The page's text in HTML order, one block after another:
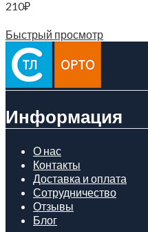
210₽
Быстрый просмотр
Информация
О нас
Контакты
Доставка и оплата
Сотрудничество
Отзывы
Блог